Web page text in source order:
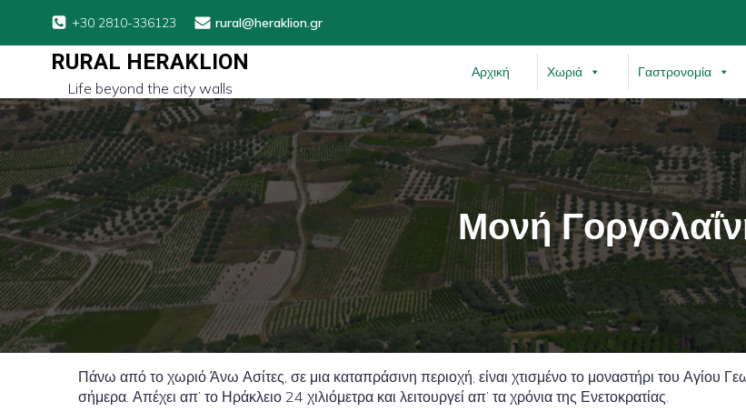
+30 2810-336123 rural@heraklion.gr
RURAL HERAKLION
Life beyond the city walls
Αρχική Χωριά Γαστρονομία
Μονή
Πάνω από το χωριό Άνω Ασίτες, σε μια καταπράσινη περιοχή, είναι χτισμένο το μοναστήρι του Αγίου
σήμερα. Απέχει απ’ το Ηράκλειο 24 χιλιόμετρα και λειτουργεί απ’ τα χρόνια της Ενετοκρατίας.